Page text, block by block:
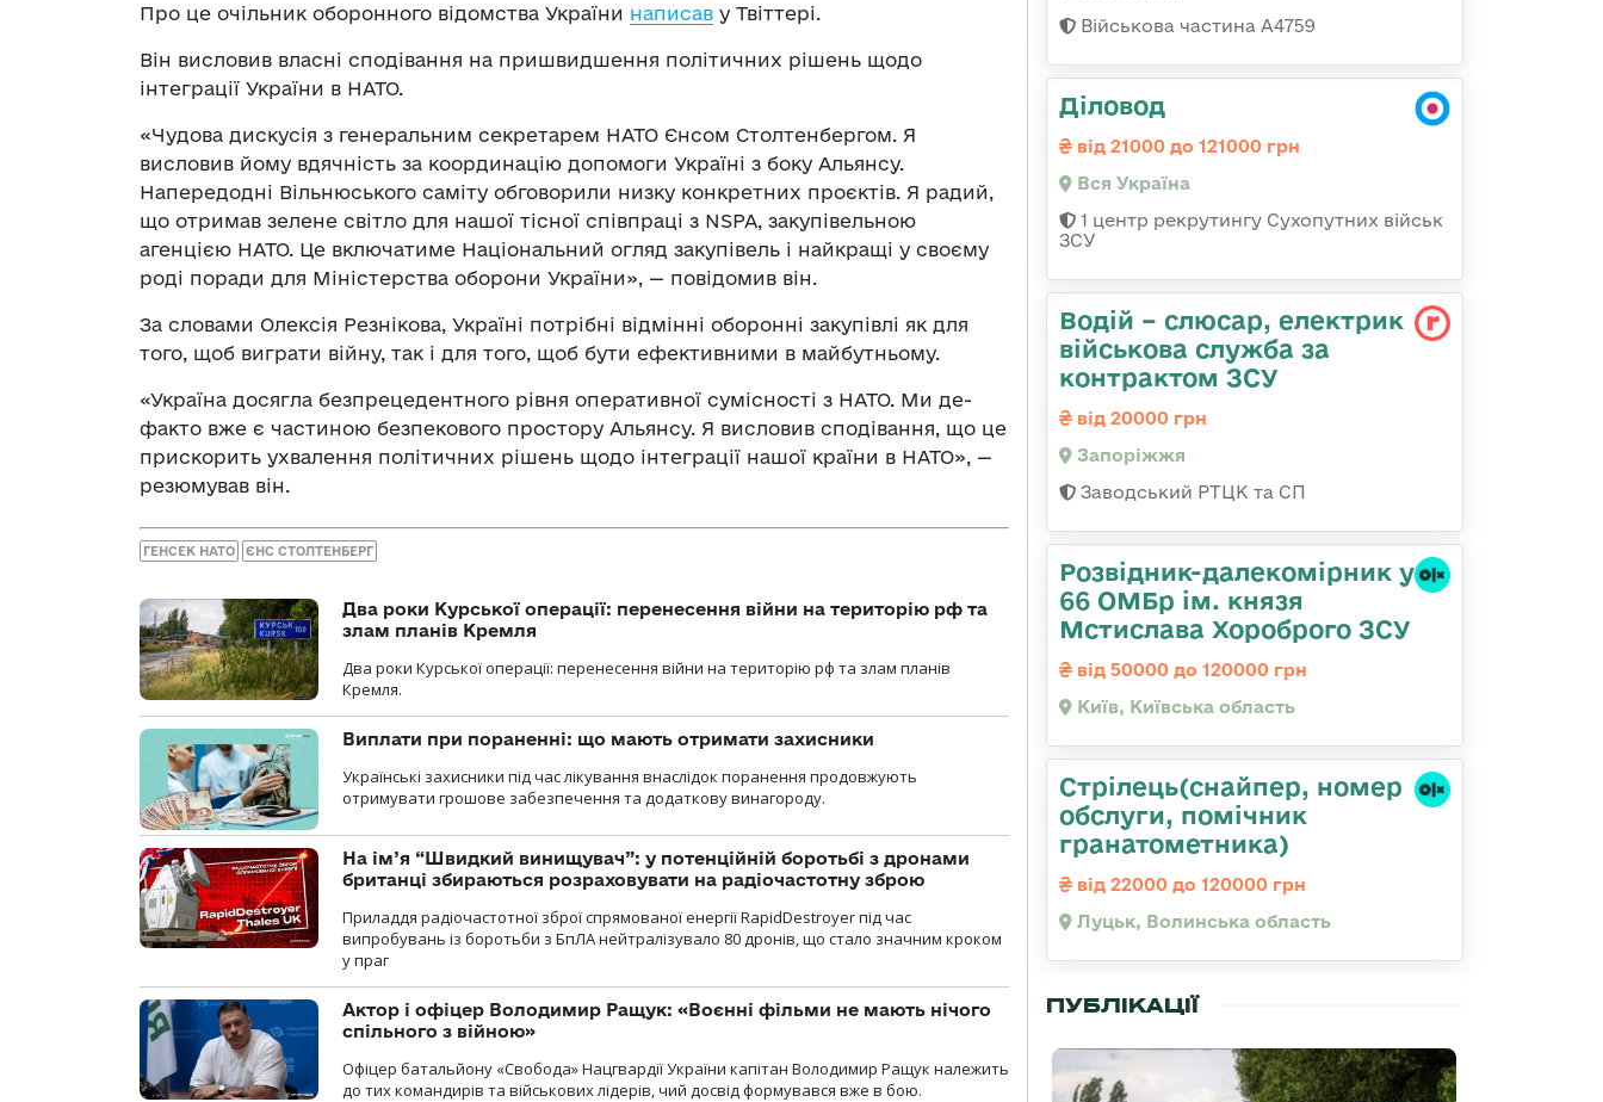
Про це очільник оборонного відомства України написав у Твіттері.
Він висловив власні сподівання на пришвидшення політичних рішень щодо
інтеграції України в НАТО.
«Чудова дискусія з генеральним секретарем НАТО Єнсом Столтенбергом. Я
висловив йому вдячність за координацію допомоги Україні з боку Альянсу.
Напередодні Вільнюського саміту обговорили низку конкретних проєктів. Я радий,
що отримав зелене світло для нашої тісної співпраці з NSPA, закупівельною
агенцією НАТО. Це включатиме Національний огляд закупівель і найкращі у своєму
роді поради для Міністерства оборони України», — повідомив він.
За словами Олексія Резнікова, Україні потрібні відмінні оборонні закупівлі як для
того, щоб виграти війну, так і для того, щоб бути ефективними в майбутньому.
«Україна досягла безпрецедентного рівня оперативної сумісності з НАТО. Ми де-
факто вже є частиною безпекового простору Альянсу. Я висловив сподівання, що це
прискорить ухвалення політичних рішень щодо інтеграції нашої країни в НАТО», —
резюмував він.
ГЕНСЕК НАТО ЄНС СТОЛТЕНБЕРГ
Два роки Курської операції: перенесення війни на територію рф та
злам планів Кремля
Два роки Курської операції: перенесення війни на територію рф та злам планів
Кремля.
Виплати при пораненні: що мають отримати захисники
Українські захисники під час лікування внаслідок поранення продовжують
отримувати грошове забезпечення та додаткову винагороду.
На ім’я “Швидкий винищувач”: у потенційній боротьбі з дронами
британці збираються розраховувати на радіочастотну зброю
Приладдя радіочастотної зброї спрямованої енергії RapidDestroyer під час
випробувань із боротьби з БпЛА нейтралізувало 80 дронів, що стало значним кроком
у праг
Актор і офіцер Володимир Ращук: «Воєнні фільми не мають нічого
спільного з війною»
Офіцер батальйону «Свобода» Нацгвардії України капітан Володимир Ращук належить
до тих командирів та військових лідерів, чий досвід формувався вже в бою.
Військова частина А4759
Діловод
від 21000 до 121000 грн
Вся Україна
1 центр рекрутингу Сухопутних військ
ЗСУ
Водій – слюсар, електрик
військова служба за
контрактом ЗСУ
від 20000 грн
Запоріжжя
Заводський РТЦК та СП
Розвідник-далекомірник у
66 ОМБр ім. князя
Мстислава Хороброго ЗСУ
від 50000 до 120000 грн
Київ, Київська область
Стрілець(снайпер, номер
обслуги, помічник
гранатометника)
від 22000 до 120000 грн
Луцьк, Волинська область
ПУБЛІКАЦІЇ